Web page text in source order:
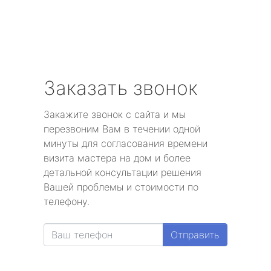
Заказать звонок
Закажите звонок с сайта и мы
перезвоним Вам в течении одной
минуты для согласования времени
визита мастера на дом и более
детальной консультации решения
Вашей проблемы и стоимости по
телефону.
Отправить